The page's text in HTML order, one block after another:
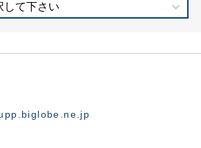
して下さい